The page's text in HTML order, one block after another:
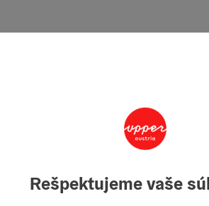
is the south car park opposite
left in the direction of FH Hagenberg.
the software park of the University of
worth a visit. After a pleasant stop in
route now leads out of the town centre
Rešpektujeme vaše